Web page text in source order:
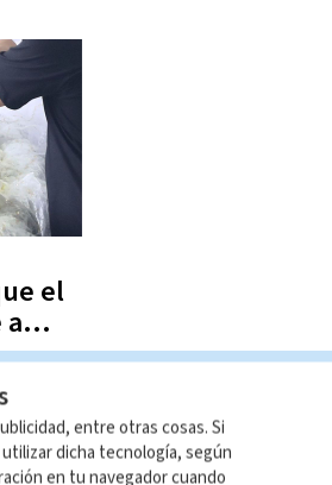
el
entre otras cosas. Si
dicha tecnología, según
en tu navegador cuando